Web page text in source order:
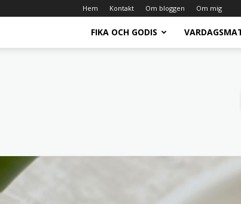
Hem Kontakt Om bloggen Om mig
FIKA OCH GODIS